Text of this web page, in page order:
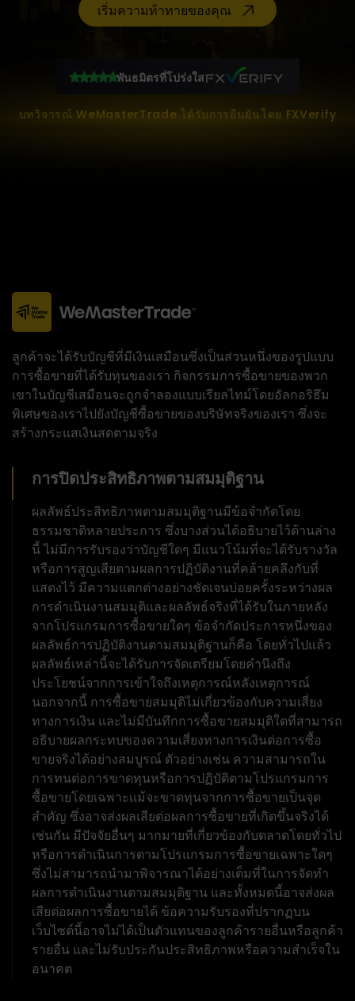
เริ่มความท้าทายของคุณ
พันธมิตรที่โปร่งใส
บทวิจารณ์ WeMasterTrade ได้รับการยืนยันโดย FXVerify
ลูกค้าจะได้รับบัญชีที่มีเงินเสมือนซึ่งเป็นส่วนหนึ่งของรูปแบบ
การซื้อขายที่ได้รับทุนของเรา กิจกรรมการซื้อขายของพวก
เขาในบัญชีเสมือนจะถูกจำลองแบบเรียลไทม์โดยอัลกอริธึม
พิเศษของเราไปยังบัญชีซื้อขายของบริษัทจริงของเรา ซึ่งจะ
สร้างกระแสเงินสดตามจริง
การปิดประสิทธิภาพตามสมมุติฐาน
ผลลัพธ์ประสิทธิภาพตามสมมุติฐานมีข้อจำกัดโดย
ธรรมชาติหลายประการ ซึ่งบางส่วนได้อธิบายไว้ด้านล่าง
นี้ ไม่มีการรับรองว่าบัญชีใดๆ มีแนวโน้มที่จะได้รับรางวัล
หรือการสูญเสียตามผลการปฏิบัติงานที่คล้ายคลึงกับที่
แสดงไว้ มีความแตกต่างอย่างชัดเจนบ่อยครั้งระหว่างผล
การดำเนินงานสมมุติและผลลัพธ์จริงที่ได้รับในภายหลัง
จากโปรแกรมการซื้อขายใดๆ ข้อจำกัดประการหนึ่งของ
ผลลัพธ์การปฏิบัติงานตามสมมุติฐานก็คือ โดยทั่วไปแล้ว
ผลลัพธ์เหล่านี้จะได้รับการจัดเตรียมโดยคำนึงถึง
ประโยชน์จากการเข้าใจถึงเหตุการณ์หลังเหตุการณ์
นอกจากนี้ การซื้อขายสมมุติไม่เกี่ยวข้องกับความเสี่ยง
ทางการเงิน และไม่มีบันทึกการซื้อขายสมมุติใดที่สามารถ
อธิบายผลกระทบของความเสี่ยงทางการเงินต่อการซื้อ
ขายจริงได้อย่างสมบูรณ์ ตัวอย่างเช่น ความสามารถใน
การทนต่อการขาดทุนหรือการปฏิบัติตามโปรแกรมการ
ซื้อขายโดยเฉพาะแม้จะขาดทุนจากการซื้อขายเป็นจุด
สำคัญ ซึ่งอาจส่งผลเสียต่อผลการซื้อขายที่เกิดขึ้นจริงได้
เช่นกัน มีปัจจัยอื่นๆ มากมายที่เกี่ยวข้องกับตลาดโดยทั่วไป
หรือการดำเนินการตามโปรแกรมการซื้อขายเฉพาะใดๆ
ซึ่งไม่สามารถนำมาพิจารณาได้อย่างเต็มที่ในการจัดทำ
ผลการดำเนินงานตามสมมุติฐาน และทั้งหมดนี้อาจส่งผล
เสียต่อผลการซื้อขายได้ ข้อความรับรองที่ปรากฏบน
เว็บไซต์นี้อาจไม่ได้เป็นตัวแทนของลูกค้ารายอื่นหรือลูกค้า
รายอื่น และไม่รับประกันประสิทธิภาพหรือความสำเร็จใน
อนาคต